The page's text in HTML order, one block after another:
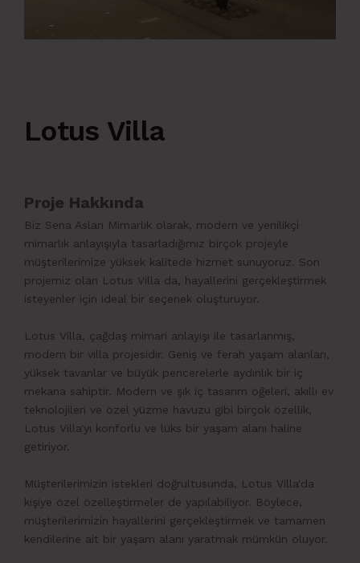
Lotus Villa
Proje Hakkında
Biz Sena Aslan Mimarlık olarak, modern ve yenilikçi
mimarlık anlayışıyla tasarladığımız birçok projeyle
müşterilerimize yüksek kalitede hizmet sunuyoruz. Son
projemiz olan Lotus Villa da, hayallerini gerçekleştirmek
isteyenler için ideal bir seçenek oluşturuyor.
Lotus Villa, çağdaş mimari anlayışı ile tasarlanmış,
modern bir villa projesidir. Geniş ve ferah yaşam alanları,
yüksek tavanlar ve büyük pencerelerle aydınlık bir iç
mekana sahiptir. Modern ve şık iç tasarım öğeleri, akıllı ev
teknolojileri ve özel yüzme havuzu gibi birçok özellik,
Lotus Villa'yı konforlu ve lüks bir yaşam alanı haline
getiriyor.
Müşterilerimizin istekleri doğrultusunda, Lotus Villa'da
kişiye özel özelleştirmeler de yapılabiliyor. Böylece,
müşterilerimizin hayallerini gerçekleştirmek ve tamamen
kendilerine ait bir yaşam alanı yaratmak mümkün oluyor.